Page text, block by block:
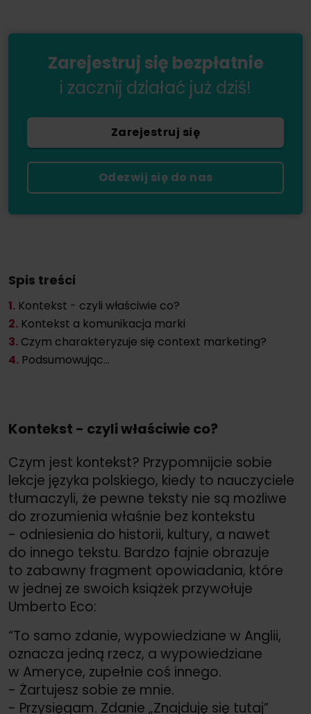
Zarejestruj się bezpłatnie
i zacznij działać już dziś!
Zarejestruj się
Odezwij się do nas
Spis treści
1. Kontekst - czyli właściwie co?
2. Kontekst a komunikacja marki
3. Czym charakteryzuje się context marketing?
4. Podsumowując...
Kontekst - czyli właściwie co?
Czym jest kontekst? Przypomnijcie sobie
lekcje języka polskiego, kiedy to nauczyciele
tłumaczyli, że pewne teksty nie są możliwe
do zrozumienia właśnie bez kontekstu
- odniesienia do historii, kultury, a nawet
do innego tekstu. Bardzo fajnie obrazuje
to zabawny fragment opowiadania, które
w jednej ze swoich książek przywołuje
Umberto Eco:
“To samo zdanie, wypowiedziane w Anglii,
oznacza jedną rzecz, a wypowiedziane
w Ameryce, zupełnie coś innego.
- Żartujesz sobie ze mnie.
- Przysięgam. Zdanie „Znajduję się tutaj”